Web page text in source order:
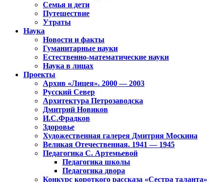
Семья и дети
Путешествие
Утраты
Наука
Новости и факты
Гуманитарные науки
Естественно-математические науки
Наука в лицах
Проекты
Архив «Лицея». 2000 — 2003
Русский Север
Архитектура Петрозаводска
Дмитрий Новиков
И.С.Фрадков
Здоровье
Художественная галерея Дмитрия Москина
Великая Отечественная. 1941 — 1945
Педагогика С. Артемьевой
Педагогика школы
Педагогика двора
Конкурс короткого рассказа «Сестра таланта»